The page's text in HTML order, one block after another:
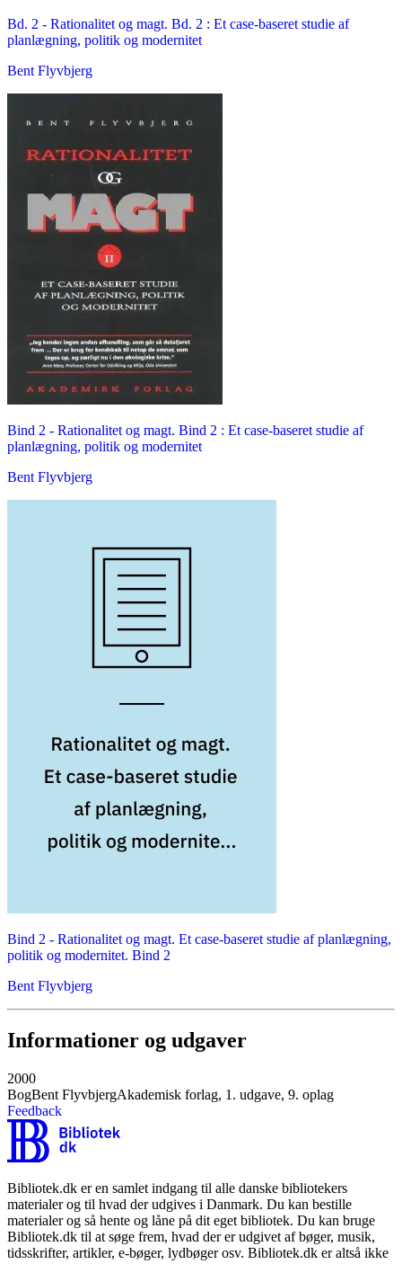
Bd. 2 - Rationalitet og magt. Bd. 2 : Et case-baseret studie af
planlægning, politik og modernitet
Bent Flyvbjerg
Bind 2 - Rationalitet og magt. Bind 2 : Et case-baseret studie af
planlægning, politik og modernitet
Bent Flyvbjerg
Bind 2 - Rationalitet og magt. Et case-baseret studie af planlægning,
politik og modernitet. Bind 2
Bent Flyvbjerg
Informationer og udgaver
2000
BogBent FlyvbjergAkademisk forlag, 1. udgave, 9. oplag
Feedback
Bibliotek.dk er en samlet indgang til alle danske bibliotekers
materialer og til hvad der udgives i Danmark. Du kan bestille
materialer og så hente og låne på dit eget bibliotek. Du kan bruge
Bibliotek.dk til at søge frem, hvad der er udgivet af bøger, musik,
tidsskrifter, artikler, e-bøger, lydbøger osv. Bibliotek.dk er altså ikke